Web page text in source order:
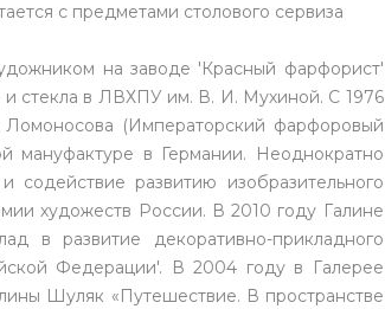
с предметами столового сервиза
на заводе 'Красный фарфорист'
и стекла в ЛВХПУ им. В. И. Мухиной. С 1976
(Императорский фарфоровый
мануфактуре в Германии. Неоднократно
развитию изобразительного
художеств России. В 2010 году Галине
развитие декоративно-прикладного
Федерации'. В 2004 году в Галерее
Шуляк «Путешествие. В пространстве